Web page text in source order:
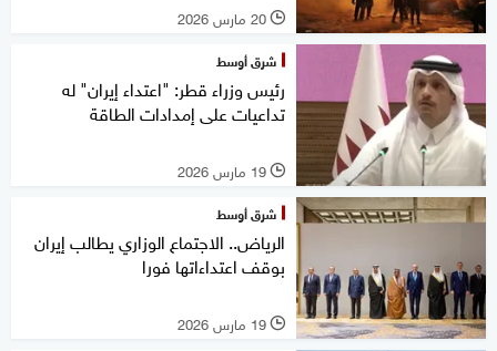
l 20 مارس 2026
شرق أوسط
رئيس وزراء قطر: "اعتداء إيران" له
تداعيات على إمدادات الطاقة
l 19 مارس 2026
شرق أوسط
الرياض.. الاجتماع الوزاري يطالب إيران
بوقف اعتداءاتها فورا
l 19 مارس 2026